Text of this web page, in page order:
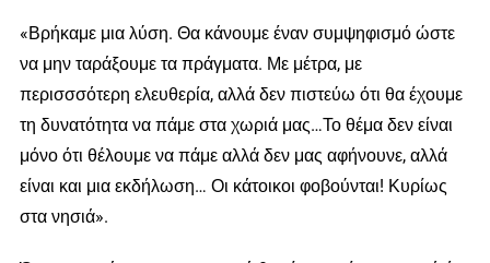
«Βρήκαμε μια λύση. Θα κάνουμε έναν συμψηφισμό ώστε
να μην ταράξουμε τα πράγματα. Με μέτρα, με
περισσσότερη ελευθερία, αλλά δεν πιστεύω ότι θα έχουμε
τη δυνατότητα να πάμε στα χωριά μας…Το θέμα δεν είναι
μόνο ότι θέλουμε να πάμε αλλά δεν μας αφήνουνε, αλλά
είναι και μια εκδήλωση… Οι κάτοικοι φοβούνται! Κυρίως
στα νησιά».